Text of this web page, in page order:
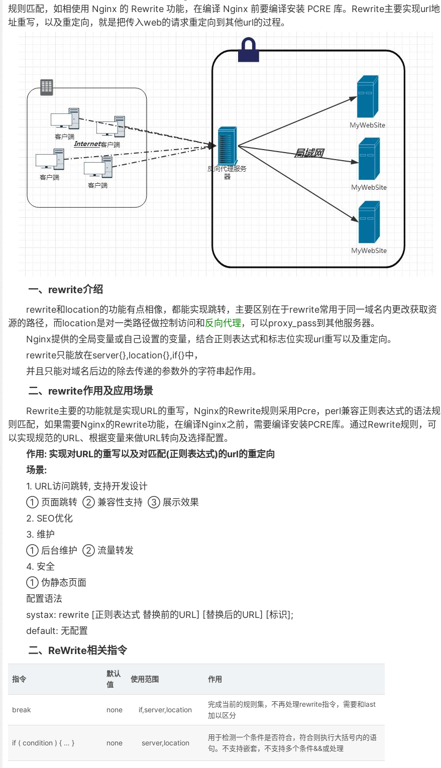
规则匹配，如相使用 Nginx 的 Rewrite 功能，在编译 Nginx 前要编译安装 PCRE 库。Rewrite主要实现url地
址重写，以及重定向，就是把传入web的请求重定向到其他url的过程。
一、rewrite介绍
rewrite和location的功能有点相像，都能实现跳转，主要区别在于rewrite常用于同一域名内更改获取资
源的路径，而location是对一类路径做控制访问和反向代理，可以proxy_pass到其他服务器。
Nginx提供的全局变量或自己设置的变量，结合正则表达式和标志位实现url重写以及重定向。
rewrite只能放在server{},location{},if{}中，
并且只能对域名后边的除去传递的参数外的字符串起作用。
二、rewrite作用及应用场景
Rewrite主要的功能就是实现URL的重写，Nginx的Rewrite规则采用Pcre，perl兼容正则表达式的语法规
则匹配，如果需要Nginx的Rewrite功能，在编译Nginx之前，需要编译安装PCRE库。通过Rewrite规则，可
以实现规范的URL、根据变量来做URL转向及选择配置。
作用: 实现对URL的重写以及对匹配(正则表达式)的url的重定向
场景:
1. URL访问跳转, 支持开发设计
① 页面跳转 ② 兼容性支持 ③ 展示效果
2. SEO优化
3. 维护
① 后台维护 ② 流量转发
4. 安全
① 伪静态页面
配置语法
systax: rewrite [正则表达式 替换前的URL] [替换后的URL] [标识];
default: 无配置
二、ReWrite相关指令
指令
默认
值
使用范围 作用
break none if,server,location
完成当前的规则集，不再处理rewrite指令，需要和last
加以区分
if ( condition ) { … } none server,location
用于检测一个条件是否符合，符合则执行大括号内的语
句。不支持嵌套，不支持多个条件&&或处理